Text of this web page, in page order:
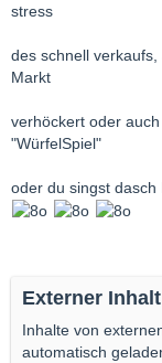
stress
des schnell
Markt
verhöckert oder auch
"WürfelSpiel"
oder du singst dasch
Externer Inhalt
Inhalte von
automatisch